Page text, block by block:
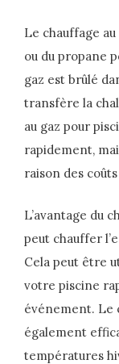
Le chauffage
ou du propane
gaz est brûlé
transfère la
au gaz pour
rapidement,
raison des
L’avantage du
peut chauffer
Cela peut être
votre piscine
événement. Le
également
températures